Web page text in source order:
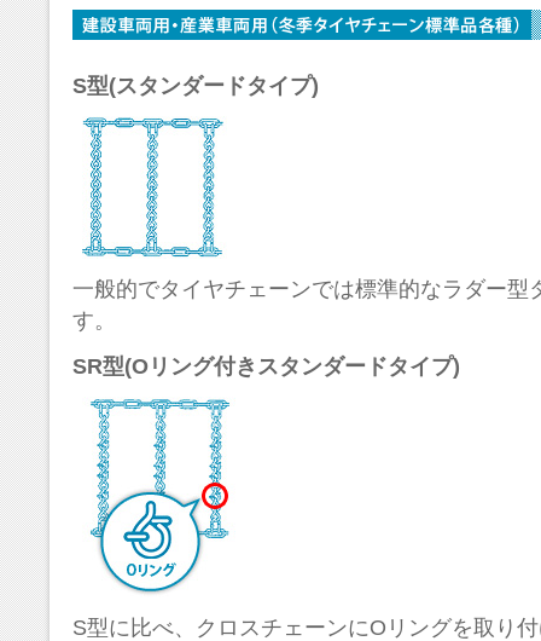
S型(スタンダードタイプ)
一般的でタイヤチェーンでは標準的なラダー型
す。
SR型(Oリング付きスタンダードタイプ)
S型に比べ、クロスチェーンにOリングを取り